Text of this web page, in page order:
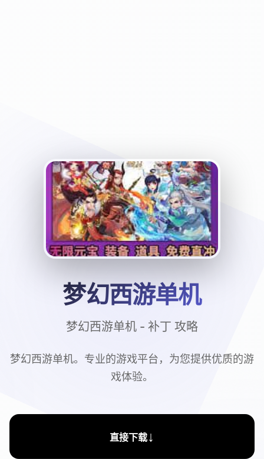
梦幻西游单机
梦幻西游单机 - 补丁 攻略
梦幻西游单机。专业的游戏平台，为您提供优质的游
戏体验。
直接下载↓